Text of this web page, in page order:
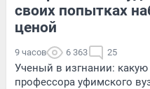
своих попытках
ценой
9 часов 6 363 25
Ученый в изгнании: какую
профессора уфимского